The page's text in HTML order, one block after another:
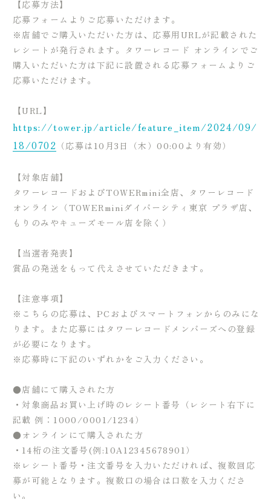
【応募方法】
応募フォームよりご応募いただけます。
※店舗でご購入いただいた方は、応募用URLが記載された
レシートが発行されます。タワーレコード オンラインでご
購入いただいた方は下記に設置される応募フォームよりご
応募いただけます。
【URL】
https://tower.jp/article/feature_item/2024/09/
18/0702 （応募は10月3日（木）00:00より有効）
【対象店舗】
タワーレコードおよびTOWERmini全店、タワーレコード
オンライン（TOWERminiダイバーシティ東京 プラザ店、
もりのみやキューズモール店を除く）
【当選者発表】
賞品の発送をもって代えさせていただきます。
【注意事項】
※こちらの応募は、PCおよびスマートフォンからのみにな
ります。また応募にはタワーレコードメンバーズへの登録
が必要になります。
※応募時に下記のいずれかをご入力ください。
●店舗にて購入された方
・対象商品お買い上げ時のレシート番号（レシート右下に
記載 例：1000/0001/1234）
●オンラインにて購入された方
・14桁の注文番号(例:10A12345678901）
※レシート番号・注文番号を入力いただければ、複数回応
募が可能となります。複数口の場合は口数を入力くださ
い。